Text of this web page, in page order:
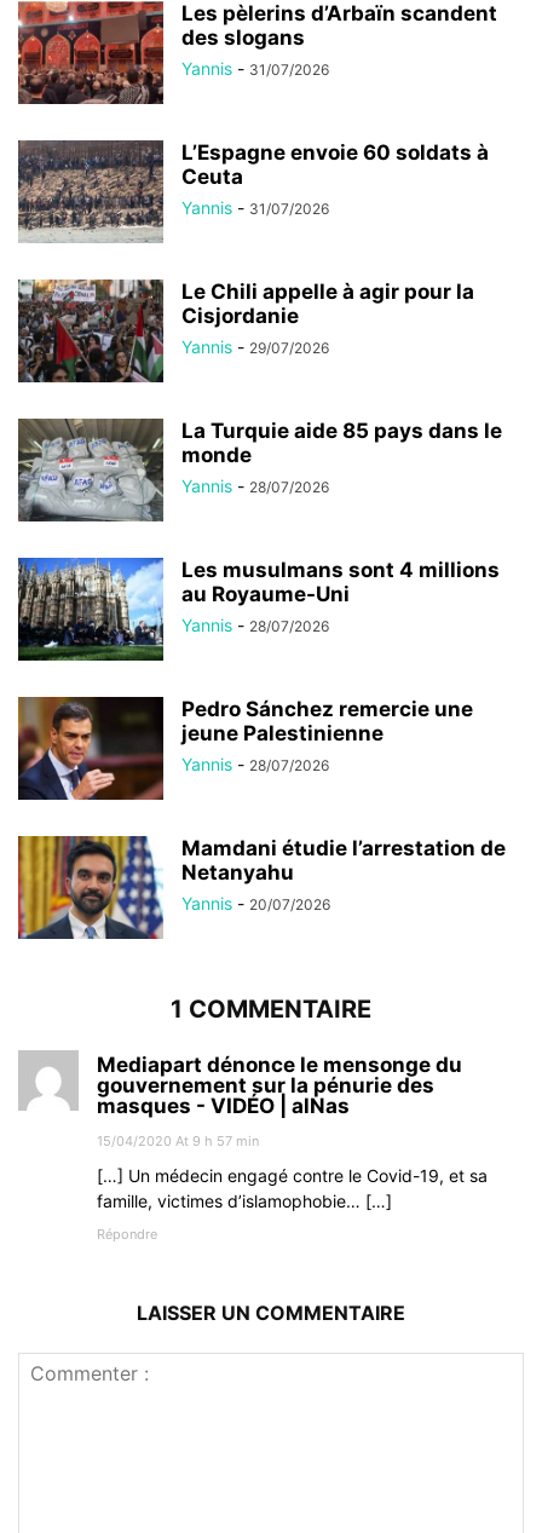
Les pèlerins d’Arbaïn scandent
des slogans
Yannis - 31/07/2026
L’Espagne envoie 60 soldats à
Ceuta
Yannis - 31/07/2026
Le Chili appelle à agir pour la
Cisjordanie
Yannis - 29/07/2026
La Turquie aide 85 pays dans le
monde
Yannis - 28/07/2026
Les musulmans sont 4 millions
au Royaume-Uni
Yannis - 28/07/2026
Pedro Sánchez remercie une
jeune Palestinienne
Yannis - 28/07/2026
Mamdani étudie l’arrestation de
Netanyahu
Yannis - 20/07/2026
1 COMMENTAIRE
Mediapart dénonce le mensonge du
gouvernement sur la pénurie des
masques - VIDÉO | alNas
15/04/2020 At 9 h 57 min
[…] Un médecin engagé contre le Covid-19, et sa
famille, victimes d’islamophobie… […]
Répondre
LAISSER UN COMMENTAIRE